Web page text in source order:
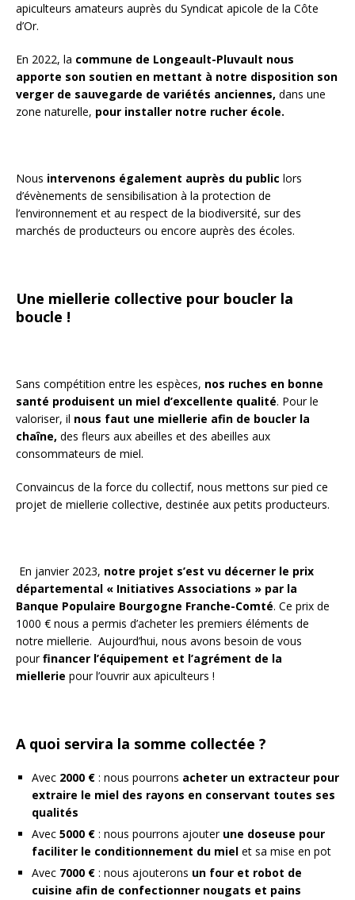
apiculteurs amateurs auprès du Syndicat apicole de la Côte
d’Or.
En 2022, la commune de Longeault-Pluvault nous
apporte son soutien en mettant à notre disposition son
verger de sauvegarde de variétés anciennes, dans une
zone naturelle, pour installer notre rucher école.
Nous intervenons également auprès du public lors
d’évènements de sensibilisation à la protection de
l’environnement et au respect de la biodiversité, sur des
marchés de producteurs ou encore auprès des écoles.
Une miellerie collective pour boucler la
boucle !
Sans compétition entre les espèces, nos ruches en bonne
santé produisent un miel d’excellente qualité. Pour le
valoriser, il nous faut une miellerie afin de boucler la
chaîne, des fleurs aux abeilles et des abeilles aux
consommateurs de miel.
Convaincus de la force du collectif, nous mettons sur pied ce
projet de miellerie collective, destinée aux petits producteurs.
En janvier 2023, notre projet s’est vu décerner le prix
départemental « Initiatives Associations » par la
Banque Populaire Bourgogne Franche-Comté. Ce prix de
1000 € nous a permis d’acheter les premiers éléments de
notre miellerie. Aujourd’hui, nous avons besoin de vous
pourfinancer l’équipement et l’agrément de la
miellerie pour l’ouvrir aux apiculteurs !
A quoi servira la somme collectée ?
Avec 2000 € : nous pourrons acheter un extracteur pour
extraire le miel des rayons en conservant toutes ses
qualités
Avec 5000 € : nous pourrons ajouterune doseuse pour
faciliter le conditionnement du miel et sa mise en pot
Avec 7000 € : nous ajouterons un four et robot de
cuisine afin de confectionner nougats et pains